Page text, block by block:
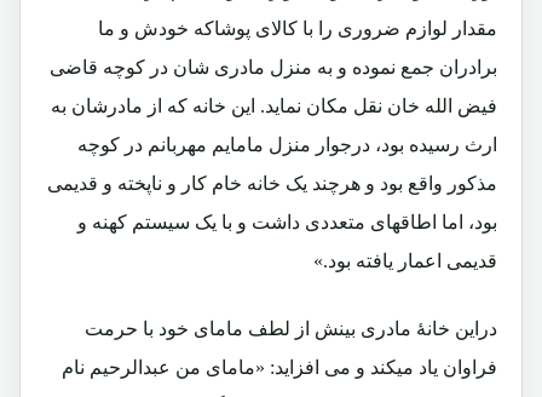
مقدار لوازم ضروری را با کالای پوشاکه خودش و ما
برادران جمع نموده و به منزل مادری شان در کوچه قاضی
فیض الله خان نقل مکان نماید. این خانه که از مادرشان به
ارث رسیده بود، درجوار منزل مامایم مهربانم در کوچه
مذکور واقع بود و هرچند یک خانه خام کار و ناپخته و قدیمی
بود، اما اطاقهای متعددی داشت و با یک سیستم کهنه و
قدیمی اعمار یافته بود.»
دراین خانۀ مادری بینش از لطف مامای خود با حرمت
فراوان یاد میکند و می افزاید: «مامای من عبدالرحیم نام